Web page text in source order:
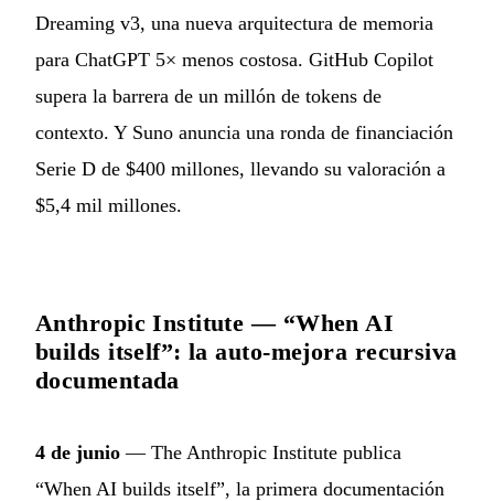
Dreaming v3, una nueva arquitectura de memoria
para ChatGPT 5× menos costosa. GitHub Copilot
supera la barrera de un millón de tokens de
contexto. Y Suno anuncia una ronda de financiación
Serie D de $400 millones, llevando su valoración a
$5,4 mil millones.
Anthropic Institute — “When AI
builds itself”: la auto-mejora recursiva
documentada
4 de junio — The Anthropic Institute publica
“When AI builds itself”, la primera documentación